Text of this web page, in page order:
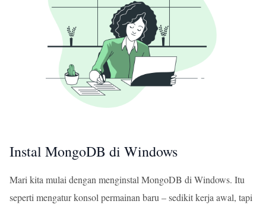
Instal MongoDB di Windows
Mari kita mulai dengan menginstal MongoDB di Windows. Itu
seperti mengatur konsol permainan baru – sedikit kerja awal, tapi